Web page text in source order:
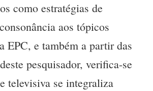
como estratégias de
aos tópicos
EPC, e também a partir das
pesquisador, verifica-se
televisiva se integraliza